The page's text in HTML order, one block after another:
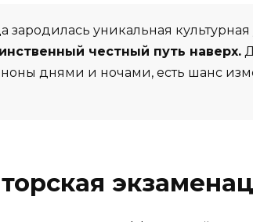
зародилась уникальная культурная
честный путь наверх.
днями и ночами, есть шанс